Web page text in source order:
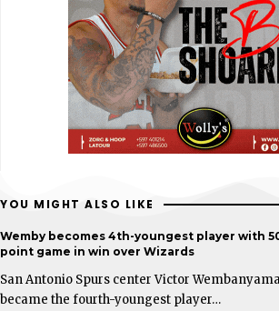
YOU MIGHT ALSO LIKE
Wemby becomes 4th-youngest player with
point game in win over Wizards
San Antonio Spurs center Victor
became the fourth-youngest player…